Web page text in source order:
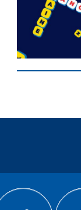
FEUILLETER
en France,...
FEUILLETER